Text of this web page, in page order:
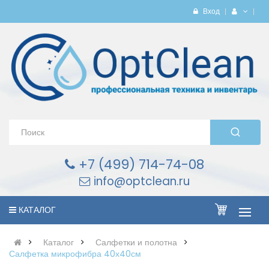
Вход
+7 (499) 714-74-08
info@optclean.ru
КАТАЛОГ
Каталог
Салфетки и полотна
Салфетка микрофибра 40х40см